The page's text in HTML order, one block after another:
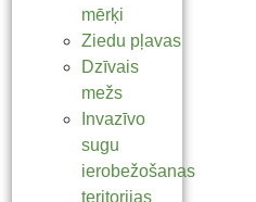
mērķi
Ziedu pļavas
Dzīvais
mežs
Invazīvo
sugu
ierobežošanas
teritorijas